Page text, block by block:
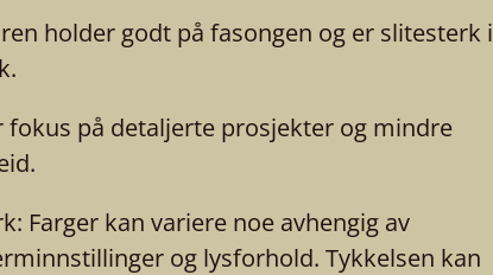
holder godt på fasongen og er slitesterk i
fokus på detaljerte prosjekter og mindre
Farger kan variere noe avhengig av
og lysforhold. Tykkelsen kan